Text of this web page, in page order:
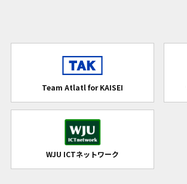
Team Atlatl for KAISEI
WJU ICTネットワーク